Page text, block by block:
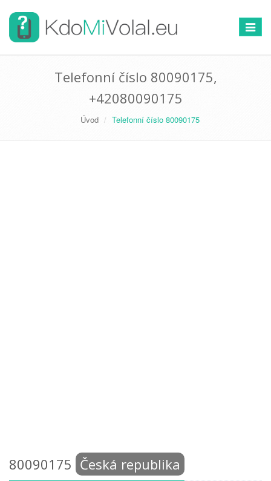
Telefonní číslo 80090175,
+42080090175
Úvod Telefonní číslo 80090175
80090175 Česká republika